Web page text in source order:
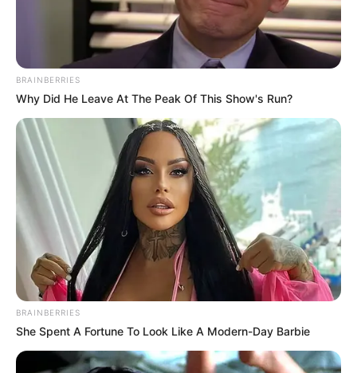
BRAINBERRIES
Why Did He Leave At The Peak Of This Show's Run?
BRAINBERRIES
She Spent A Fortune To Look Like A Modern-Day Barbie